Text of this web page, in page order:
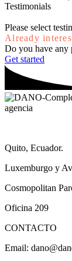
Testimonials
Please select
Already
Do you have
Get started
agencia
Quito, Ecuador.
Luxemburgo y
Cosmopolitan
Oficina 209
CONTACTO
Email: